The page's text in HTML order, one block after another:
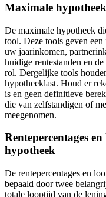
Maximale
De maximale hypotheek
tool. Deze tools geven
uw jaarinkomen,
huidige rentestanden en
rol. Dergelijke tools
hypotheeklast. Houd er
is en geen definitieve
die van zelfstandigen of
meegenomen.
Rentepercentages
hypotheek
De rentepercentages en
bepaald door twee
totale looptijd van de